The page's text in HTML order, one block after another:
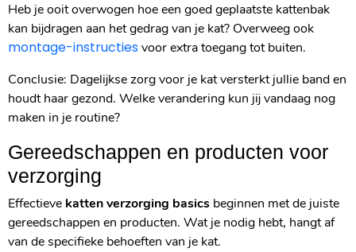
Heb je ooit overwogen hoe een goed geplaatste kattenbak
kan bijdragen aan het gedrag van je kat? Overweeg ook
montage-instructiesvoor extra toegang tot buiten.
Conclusie: Dagelijkse zorg voor je kat versterkt jullie band en
houdt haar gezond. Welke verandering kun jij vandaag nog
maken in je routine?
Gereedschappen en producten voor
verzorging
Effectieve katten verzorging basics beginnen met de juiste
gereedschappen en producten. Wat je nodig hebt, hangt af
van de specifieke behoeften van je kat.